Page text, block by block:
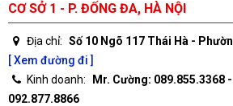
CƠ SỞ 1 - P. ĐỐNG ĐA, HÀ NỘI
Địa chỉ: Số 10 Ngõ 117 Thái Hà -
[ Xem đường đi ]
Kinh doanh:
Mr. Cường: 089.855.3368
092.877.8866